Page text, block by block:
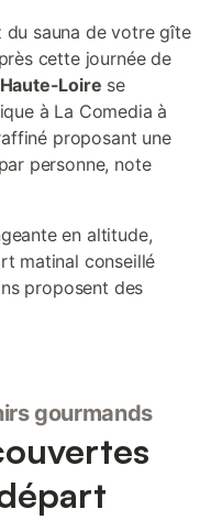
du sauna de votre gîte
cette journée de
Loire se
à La Comedia à
proposant une
personne, note
en altitude,
matinal conseillé
proposent des
gourmands